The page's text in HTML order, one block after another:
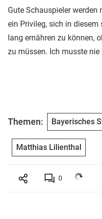
Gute Schauspieler werden
ein Privileg, sich in diesem
lang ernähren zu können,
zu müssen. Ich musste
Themen: Bayerisches
Matthias Lilienthal
0